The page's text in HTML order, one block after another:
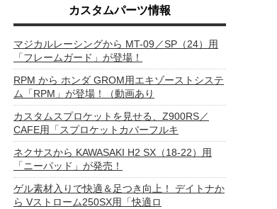
カスタムパーツ情報
マジカルレーシングから MT-09／SP（24）用
「フレームガード」が登場！
RPM から ホンダ GROM用エキゾーストシステ
ム「RPM」が登場！（動画あり
カスタムスプロケットを見せる、Z900RS／
CAFE用「スプロケットカバーフルキ
ネクサスから KAWASAKI H2 SX（18-22）用
「ニーパッド」が発売！
ゲル素材入りで快適＆足つき向上！ デイトナか
ら Vストローム250SX用「快適ロ